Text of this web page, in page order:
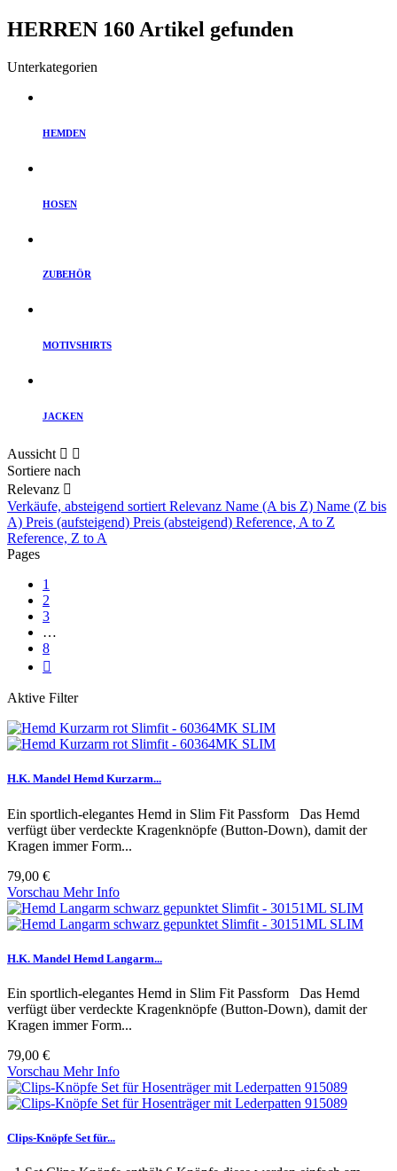
HERREN 160 Artikel gefunden
Unterkategorien
HEMDEN
HOSEN
ZUBEHÖR
MOTIVSHIRTS
JACKEN
Aussicht  
Sortiere nach
Relevanz 
Verkäufe, absteigend sortiert Relevanz Name (A bis Z) Name (Z bis
A) Preis (aufsteigend) Preis (absteigend) Reference, A to Z
Reference, Z to A
Pages
1
2
3
…
8

Aktive Filter
H.K. Mandel Hemd Kurzarm...
Ein sportlich-elegantes Hemd in Slim Fit Passform Das Hemd
verfügt über verdeckte Kragenknöpfe (Button-Down), damit der
Kragen immer Form...
79,00 €
Vorschau Mehr Info
H.K. Mandel Hemd Langarm...
Ein sportlich-elegantes Hemd in Slim Fit Passform Das Hemd
verfügt über verdeckte Kragenknöpfe (Button-Down), damit der
Kragen immer Form...
79,00 €
Vorschau Mehr Info
Clips-Knöpfe Set für...